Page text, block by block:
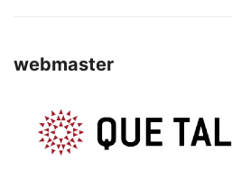
webmaster